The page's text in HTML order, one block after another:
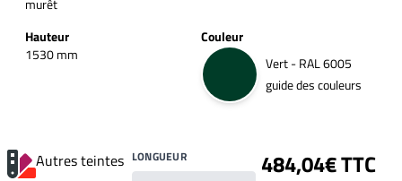
murêt
Hauteur
1530 mm
Couleur
Vert - RAL 6005
guide des couleurs
Autres teintes LONGUEUR 484,04€ TTC